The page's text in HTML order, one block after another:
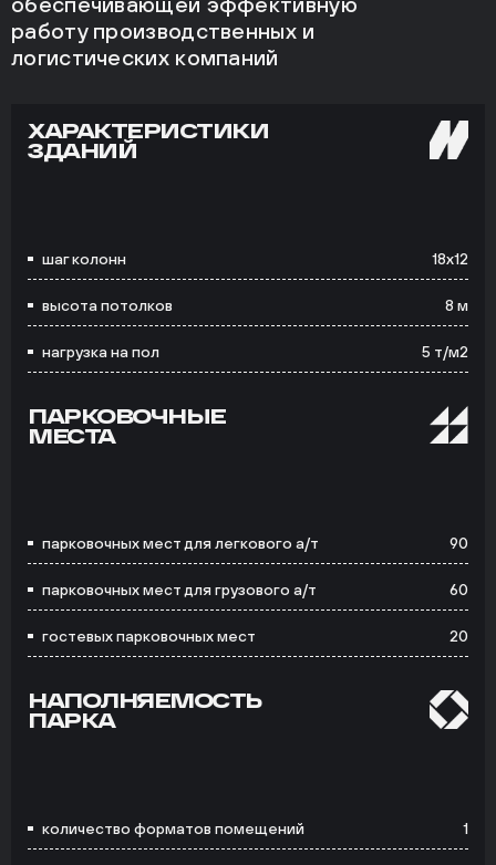
работу производственных и
логистических компаний
ХАРАКТЕРИСТИКИ
ЗДАНИЙ
шаг колонн 18х12
высота потолков 8 м
нагрузка на пол 5 т/м2
ПАРКОВОЧНЫЕ
МЕСТА
парковочных мест для легкового а/т 90
парковочных мест для грузового а/т 60
гостевых парковочных мест 20
НАПОЛНЯЕМОСТЬ
ПАРКА
количество форматов помещений 1